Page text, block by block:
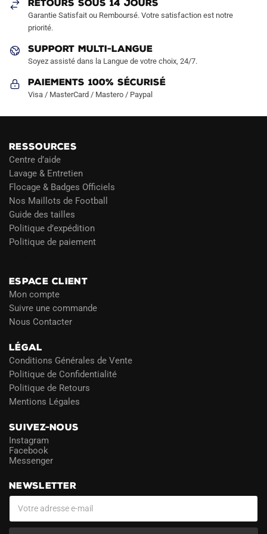
la
page
produit
page
RETOURS SOUS 14 JOURS
Garantie Satisfait ou Remboursé. Votre satisfaction est notre
priorité.
SUPPORT MULTI-LANGUE
Soyez assisté dans la Langue de votre choix, 24/7.
Paiements 100% Sécurisé
Visa / MasterCard / Mastero / Paypal
RESSOURCES
Centre d’aide
Lavage & Entretien
Flocage & Badges Officiels
Nos Maillots de Football
Guide des tailles
Politique d’expédition
Politique de paiement
ESPACE CLIENT
Mon compte
Suivre une commande
Nous Contacter
LÉGAL
Conditions Générales de Vente
Politique de Confidentialité
Politique de Retours
Mentions Légales
SUIVEZ-NOUS
Instagram
Facebook
Messenger
NEWSLETTER